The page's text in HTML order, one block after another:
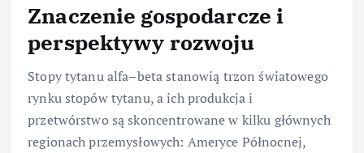
Znaczenie gospodarcze i
perspektywy rozwoju
Stopy tytanu alfa–beta stanowią trzon światowego
rynku stopów tytanu, a ich produkcja i
przetwórstwo są skoncentrowane w kilku głównych
regionach przemysłowych: Ameryce Północnej,